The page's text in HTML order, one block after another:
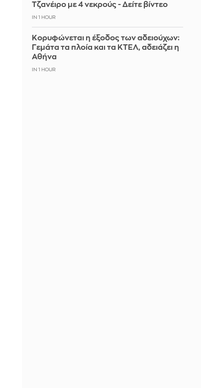
Τζανέιρο με 4 νεκρούς - Δείτε βίντεο
IN 1 HOUR
Κορυφώνεται η έξοδος των αδειούχων:
Γεμάτα τα πλοία και τα ΚΤΕΛ, αδειάζει η
Αθήνα
IN 1 HOUR